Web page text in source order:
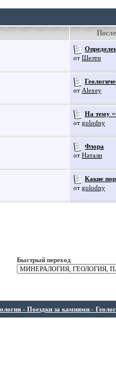
от Шелти
от Alexey
На тему =
от golodny
Флора
от Натали
Какие
от golodny
Быстрый переход
- Поездки за камнями -